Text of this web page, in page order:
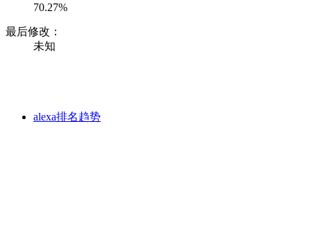
70.27%
最后修改：
未知
alexa排名趋势